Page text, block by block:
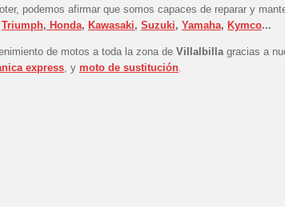
podemos afirmar que somos capaces de reparar y
Triumph, Honda, Kawasaki, Suzuki, Yamaha, Kymco...
de motos a toda la zona de Villalbilla gracias a
express , y moto de sustitución